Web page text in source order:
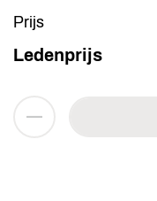
Prijs
Ledenprijs